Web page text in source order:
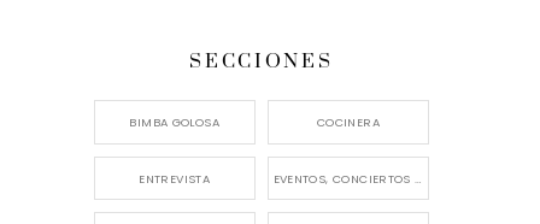
SECCIONES
BIMBA GOLOSA COCINERA
ENTREVISTA